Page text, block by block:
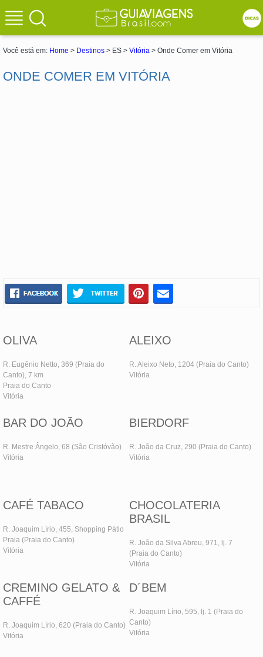
Você está em: Home > Destinos > ES > Vitória > Onde Comer em Vitória
ONDE COMER EM VITÓRIA
OLIVA
R. Eugênio Netto, 369 (Praia do
Canto), 7 km
Praia do Canto
Vitória
ALEIXO
R. Aleixo Neto, 1204 (Praia do Canto)
Vitória
BAR DO JOÃO
R. Mestre Ângelo, 68 (São Cristóvão)
Vitória
BIERDORF
R. João da Cruz, 290 (Praia do Canto)
Vitória
CAFÉ TABACO
R. Joaquim Lírio, 455, Shopping Pátio
Praia (Praia do Canto)
Vitória
CHOCOLATERIA
BRASIL
R. João da Silva Abreu, 971, lj. 7
(Praia do Canto)
Vitória
CREMINO GELATO &
CAFFÉ
R. Joaquim Lírio, 620 (Praia do Canto)
Vitória
D´BEM
R. Joaquim Lírio, 595, lj. 1 (Praia do
Canto)
Vitória